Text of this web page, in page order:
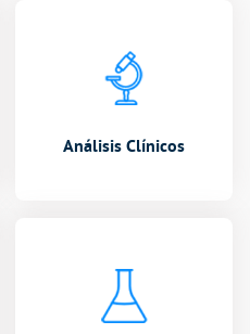
Análisis Clínicos